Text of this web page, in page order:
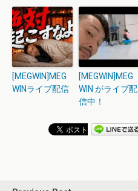
[MEGWIN]MEG
WINライブ配信
[MEGWIN]MEG
WIN がライブ配
信中！